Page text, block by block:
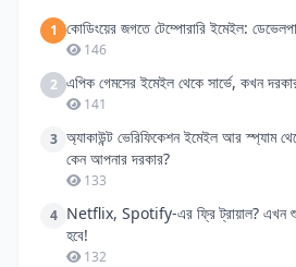
1 কোডিংয়ের জগতে টেম্পোরারি ইমেইল:
146
2 এপিক গেমসের ইমেইল থেকে সার্ভে, কখন
141
3 অ্যাকাউন্ট ভেরিফিকেশন ইমেইল আর স্প্যাম
কেন আপনার দরকার?
133
4 Netflix, Spotify-এর ফ্রি ট্রায়াল? এখন
হবে!
132